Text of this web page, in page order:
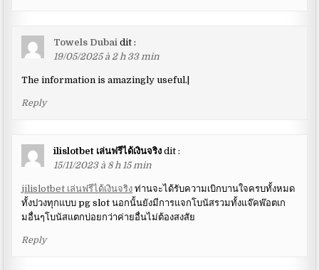
Towels Dubai dit :
19/05/2025 à 2 h 33 min
The information is amazingly useful.|
Reply
ilislotbet เล่นฟรีได้เงินจริง dit :
15/11/2023 à 8 h 15 min
jilislotbet เล่นฟรีได้เงินจริง ท่านจะได้รับความเบิกบานใจครบทั้งหมด
ทั้งปวงทุกแบบ pg slot นอกนั้นยังมีการแจกโบนัสรวมทั้งแจ๊คพ๊อตเก
มอื่นๆโบนัสแตกบ่อยกว่าค่ายอื่นไม่ต้องสงสัย
Reply